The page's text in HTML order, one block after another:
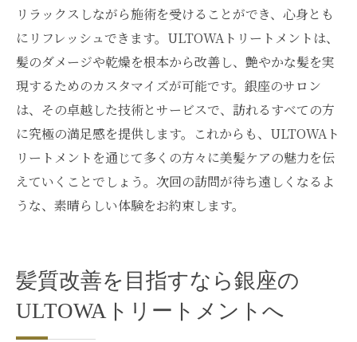
リラックスしながら施術を受けることができ、心身とも
にリフレッシュできます。ULTOWAトリートメントは、
髪のダメージや乾燥を根本から改善し、艶やかな髪を実
現するためのカスタマイズが可能です。銀座のサロン
は、その卓越した技術とサービスで、訪れるすべての方
に究極の満足感を提供します。これからも、ULTOWAト
リートメントを通じて多くの方々に美髪ケアの魅力を伝
えていくことでしょう。次回の訪問が待ち遠しくなるよ
うな、素晴らしい体験をお約束します。
髪質改善を目指すなら銀座の
ULTOWAトリートメントへ